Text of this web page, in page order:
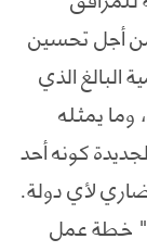
أجل تحسين
البالغ الذي
وما يمثله
كونه أحد
لأي دولة.
" خطة عمل